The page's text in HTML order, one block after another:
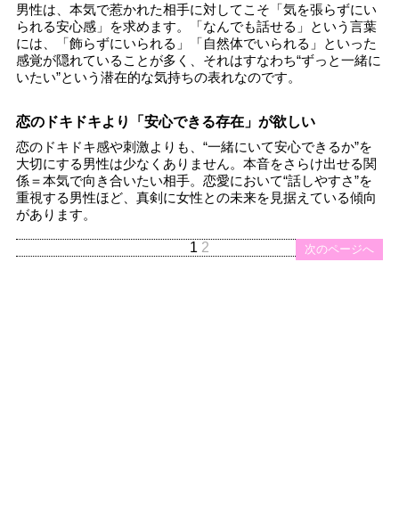
男性は、本気で惹かれた相手に対してこそ「気を張らずにい
られる安心感」を求めます。「なんでも話せる」という言葉
には、「飾らずにいられる」「自然体でいられる」といった
感覚が隠れていることが多く、それはすなわち“ずっと一緒に
いたい”という潜在的な気持ちの表れなのです。
恋のドキドキより「安心できる存在」が欲しい
恋のドキドキ感や刺激よりも、“一緒にいて安心できるか”を
大切にする男性は少なくありません。本音をさらけ出せる関
係＝本気で向き合いたい相手。恋愛において“話しやすさ”を
重視する男性ほど、真剣に女性との未来を見据えている傾向
があります。
次のページへ
1 2